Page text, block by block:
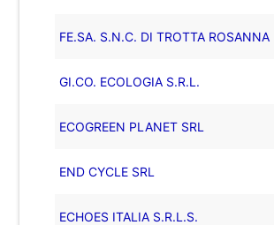
FE.SA. S.N.C. DI TROTTA ROSANNA
GI.CO. ECOLOGIA S.R.L.
ECOGREEN PLANET SRL
END CYCLE SRL
ECHOES ITALIA S.R.L.S.